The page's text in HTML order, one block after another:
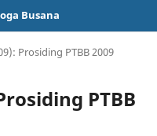
Busana
Prosiding PTBB 2009
PTBB